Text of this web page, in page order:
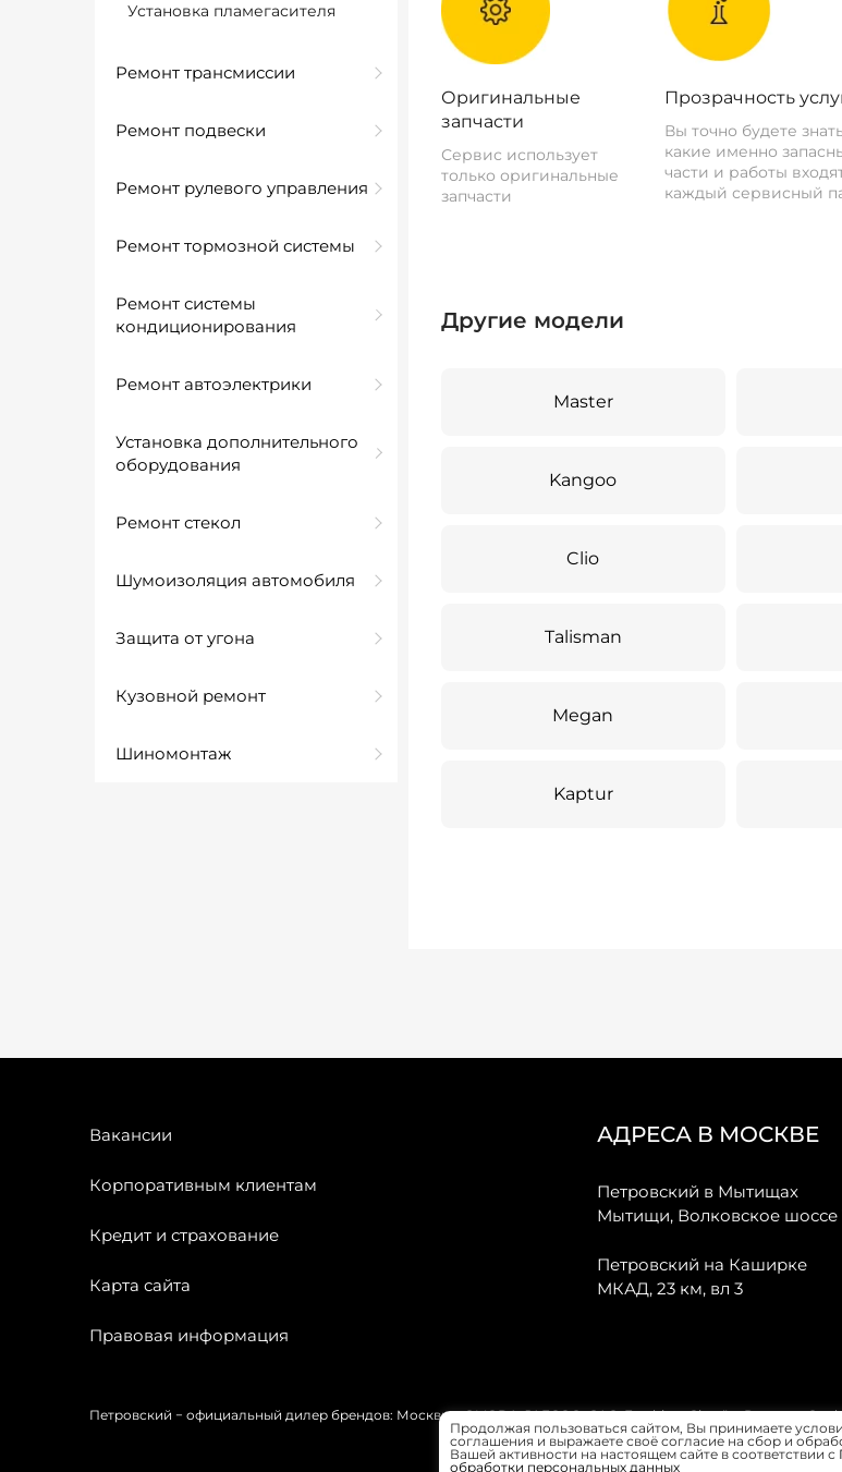
Установка пламегасителя
Ремонт трансмиссии
Ремонт подвески
Ремонт рулевого управления
Ремонт тормозной системы
Ремонт системы
кондиционирования
Ремонт автоэлектрики
Установка дополнительного
оборудования
Ремонт стекол
Шумоизоляция автомобиля
Защита от угона
Кузовной ремонт
Шиномонтаж
Оригинальные
запчасти
Сервис использует
только оригинальные
запчасти
Прозрачность
Вы точно будете
какие именно
части и работы
каждый сервисный
Другие модели
Master
Kangoo
Clio
Talisman
Megan
Kaptur
Вакансии
Корпоративным клиентам
Кредит и страхование
Карта сайта
Правовая информация
АДРЕСА В МОСКВЕ
Петровский в Мытищах
Мытищи, Волковское шоссе
Петровский на Каширке
МКАД, 23 км, вл 3
Петровский − официальный дилер брендов: Москвич, OMODA, JAECOO, GAC, Forthing, Citroёn, Peugeot,
Продолжая пользоваться сайтом, Вы принимаете
соглашения и выражаете своё согласие на сбор и
Вашей активности на настоящем сайте в соответствии с
обработки персональных данных